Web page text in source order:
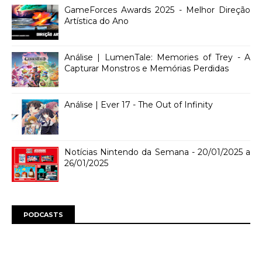
GameForces Awards 2025 - Melhor Direção
Artística do Ano
Análise | LumenTale: Memories of Trey - A
Capturar Monstros e Memórias Perdidas
Análise | Ever 17 - The Out of Infinity
Notícias Nintendo da Semana - 20/01/2025 a
26/01/2025
PODCASTS